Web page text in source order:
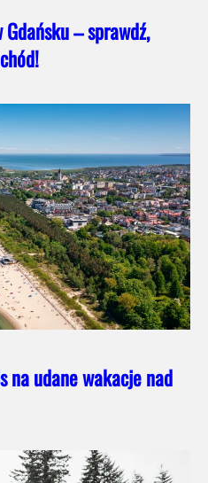
– sprawdź,
na udane wakacje nad